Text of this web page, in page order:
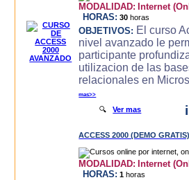
MODALIDAD: Internet
HORAS: 30 horas
OBJETIVOS: El curso
nivel avanzado le
participante
utilizacion de las
relacionales en
mas>>
🔍Ver mas i
ACCESS 2000 (DEMO GRATIS)
MODALIDAD: Internet
HORAS: 1 horas